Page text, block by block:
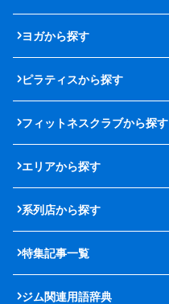
ヨガから探す
ピラティスから探す
フィットネスクラブから探す
エリアから探す
系列店から探す
特集記事一覧
ジム関連用語辞典